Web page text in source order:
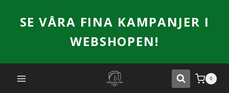
SE VÅRA FINA KAMPANJER I
WEBSHOPEN!
0